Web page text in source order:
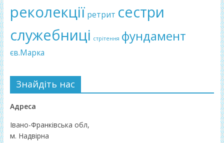
реколекції ретрит сестри
служебниці стрітення фундамент
єв.Марка
Знайдіть нас
Адреса
Івано-Франківська обл,
м. Надвірна